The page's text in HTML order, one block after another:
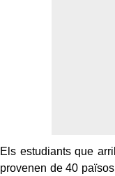
Els estudiants que
provenen de 40